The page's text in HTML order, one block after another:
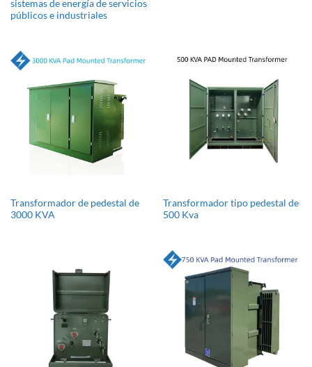
sistemas de energía de servicios
públicos e industriales
Transformador de pedestal de
3000 KVA
Transformador tipo pedestal de
500 Kva